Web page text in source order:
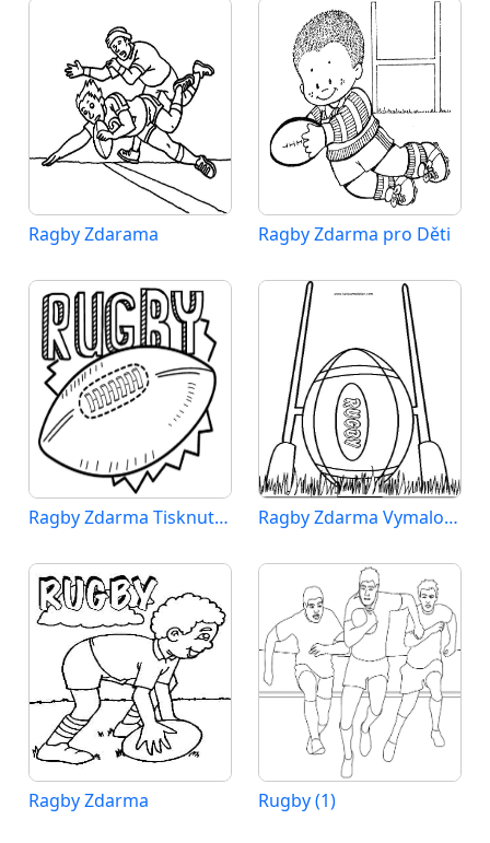
Ragby Zdarama Ragby Zdarma pro Děti
Ragby Zdarma Tisknutelné Ragby Zdarma Vymalovatelné Obrázek
Ragby Zdarma Rugby (1)